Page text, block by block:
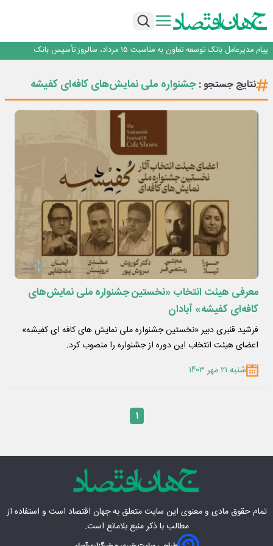
مشتریان
بانک مهر ایران بیش از ۷۰ میلیارد تومان به برنامه‌های مسئولیت اجتماعی اختصاص
پیام مدیرعامل بانک توسعه تعاون به مناسبت ۱۵ مرداد، سالروز تأسیس بانک
اجرای برنامه تحول بانک با تمرکز بر منابع پایدار، درآمدهای کارمزدی و بازسازی اعتماد
مشتریان
بانک مهر ایران بیش از ۷۰ میلیارد تومان به برنامه‌های مسئولیت اجتماعی اختصاص
نتایج جستجو :جشنواره ملی نمایش‌های کافه‌ای کفیشه
معرفی هیئت انتخاب «نخستین جشنواره ملی نمایش‌های
کافه‌ای کفیشه» آبادان
فرشید قنبری دبیر «نخستین جشنواره ملی نمایش های کافه ای کفیشه»
اعضای هیئت انتخاب این دوره از جشنواره را منصوب کرد.
شنبه ۲۱ مهر ۱۴۰۳
۱
تمام حقوق مادی‌ و معنوی این سایت متعلق بهجهان اقتصاد است و استفاده از
مطالب با ذکر منبع بلامانع است.